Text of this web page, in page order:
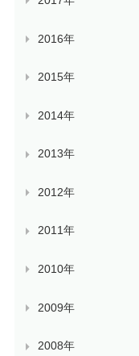
2016年
2015年
2014年
2013年
2012年
2011年
2010年
2009年
2008年